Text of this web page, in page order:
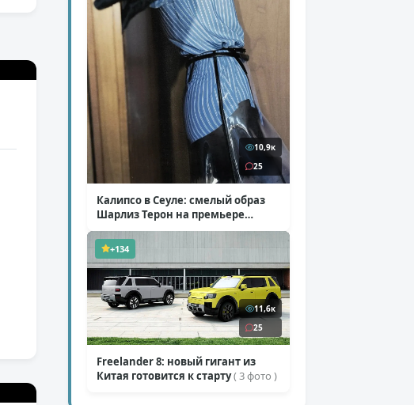
10,9к
25
Калипсо в Сеуле: смелый образ
Шарлиз Терон на премьере
«Одиссеи»( 6 фото )
+134
11,6к
25
Freelander 8: новый гигант из
Китая готовится к старту( 3 фото )